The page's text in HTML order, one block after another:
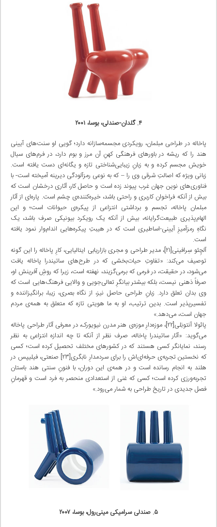
۴. گلدان-صندلی، بوسا، ۲۰۰۱
پاخاله در طراحی مبلمان، رویکردی مجسمه‌سازانه دارد؛ گویی او سنت‌های آیینی
هند را که ریشه در باورهای فرهنگی کهنِ آن مرز و بوم دارد، در فرم‌های سیال
خویش مجسم کرده و به زبانِ زیبایی‌شناختی تازه و یگانه‌ای دست یافته است.
زبانی ویژه که اصالتِ شرقی وی را – که به نوعی رمزآلودگی دیرینه آمیخته است- با
فناوری‌های نوین جهان غرب پیوند زده است و حاصل کار، آثاری درخشان است که
بیش از آنکه فراخوان کاربری و راحتی باشد، خیره‌کننده‌ی چشم است. پاره‌ای از آثار
مبلمان پاخاله، تجسم و برداشتی انتزاعی از پیکره‌ی حیوانات است؛ و این
الهام‌پذیری طبیعت‌گرایانه، بیش از آنکه یک رویکرد بیونیکی صرف باشد، یک
نگاهِ رمزآمیزِ آیینی-اساطیری است که در هیبتِ پیکره‌هایی اندام‌وار نمود یافته
است.
آلچِئو سِرافینی[۲۱]، مدیر طراحی و مجری بازاریابی ایتالیایی، کارِ پاخاله را این گونه
توصیف می‌کند: «تفاوتِ حیات‌بخشی که در طرح‌های ساتیندرا پاخاله یافت
می‌شود، در حقیقت، در فرمی که برمی‌گزیند، نهفته است، زیرا که روشِ آفرینش او،
صرفاً ذهنی نیست، بلکه بیشتر بیانگرِ تعالی‌جویی و والایی فرهنگ‌هایی است که
وی بدان تعلق دارد. زبانِ طراحی حاصل نیز، از نگاه بصری، زیبا، برانگیزاننده و
تفسیرپذیر است. بدین ترتیب، او به ما هویتی تازه که متعلق به همه‌ی مردم
جهان است، می‌دهد.»
پائولا آنتونِلی[۲۲]، موزه‌دارِ موزه‌ی هنر مدرن نیویورک، در معرفی آثار طراحی پاخاله
می‌گوید: «آثار ساتیندرا پاخاله، صرف نظر از آنکه تا چه اندازه انتزاعی به نظر
رسند، نمایانگر کسی هستند که در کشورهای مختلف تحصیل کرده است؛ کسی
که نخستین تجربه‌ی حرفه‌ای‌اش را برای سردمدارِ نابگری[۲۳] صنعتی، فیلیپس در
هلند به انجام رسانده است و در همه‌ی این دوران، با فنونِ سنتی هند باستان
تجربه‌ورزی کرده است؛ کسی که غنی از استعدادی منحصر به فرد است و قهرمانِ
فصل جدیدی در تاریخ طراحی به شمار می‌رود.»
۵. صندلی سرامیکی مینی‌رول، بوسا، ۲۰۰۷